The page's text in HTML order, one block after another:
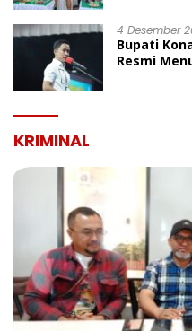
4 Desember
Bupati
Resmi
KRIMINAL